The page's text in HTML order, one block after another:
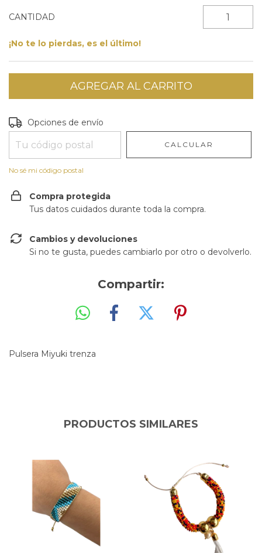
CANTIDAD
¡No te lo pierdas, es el último!
Entregas para el CP:
Opciones de envío
CALCULAR
No sé mi código postal
Compra protegida
Tus datos cuidados durante toda la compra.
Cambios y devoluciones
Si no te gusta, puedes cambiarlo por otro o devolverlo.
Compartir:
Pulsera Miyuki trenza
PRODUCTOS SIMILARES